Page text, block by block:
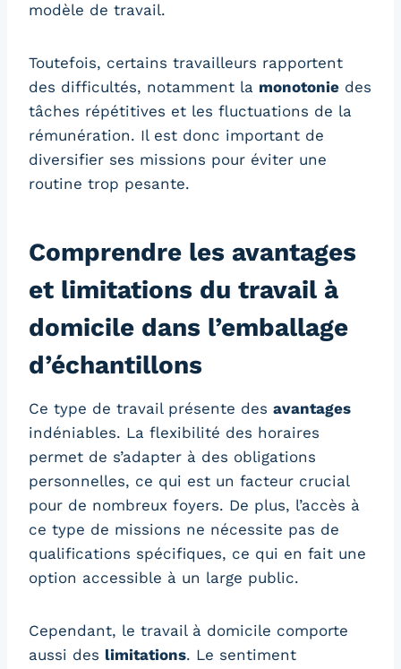
modèle de travail.
Toutefois, certains travailleurs rapportent
des difficultés, notamment la monotonie des
tâches répétitives et les fluctuations de la
rémunération. Il est donc important de
diversifier ses missions pour éviter une
routine trop pesante.
Comprendre les avantages
et limitations du travail à
domicile dans l’emballage
d’échantillons
Ce type de travail présente des avantages
indéniables. La flexibilité des horaires
permet de s’adapter à des obligations
personnelles, ce qui est un facteur crucial
pour de nombreux foyers. De plus, l’accès à
ce type de missions ne nécessite pas de
qualifications spécifiques, ce qui en fait une
option accessible à un large public.
Cependant, le travail à domicile comporte
aussi des limitations. Le sentiment